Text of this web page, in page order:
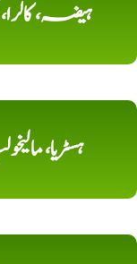
ہیضہ،
ہسٹریا،